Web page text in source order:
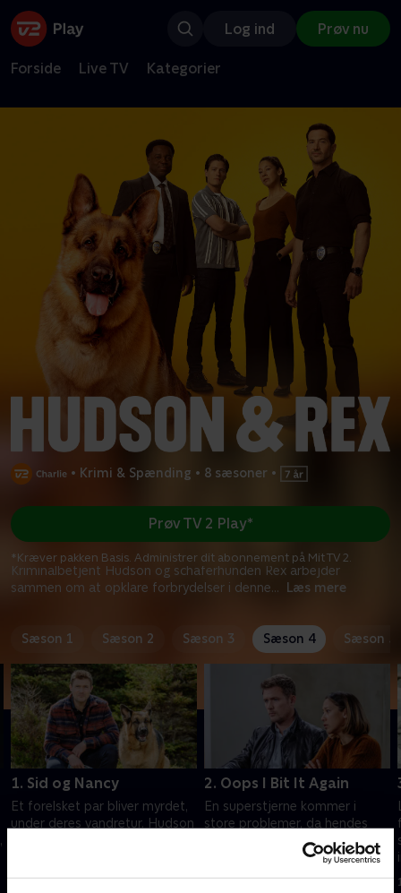
Log ind Prøv nu
Forside Live TV Kategorier
• Krimi & Spænding • 8 sæsoner •
Kriminalbetjent Hudson og schäferhunden Rex arbejder
sammen om at opklare forbrydelser i denne... Læs mere
Prøv TV 2 Play*
*Kræver pakken Basis. Administrer dit abonnement på Mit TV 2.
Sæson 1 Sæson 2 Sæson 3 Sæson 4 Sæson 5
1. Sid og Nancy
Et forelsket par bliver myrdet,
under deres vandretur. Hudson
12. juli 2022 • 41 min
2. Oops I Bit It Again
En superstjerne kommer i
store problemer, da hendes
forlovede bliver fundet dræbt
af en flugtbilist. Alle sporene
12. juli 2022 • 41 min